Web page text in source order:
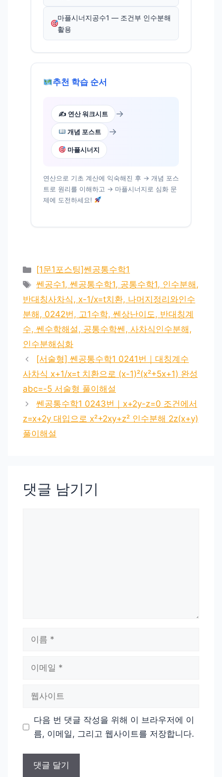
마플시너지공수1 — 조건부 인수분해
활용
추천 학습 순서
✍️ 연산 워크시트 →
개념 포스트 →
마플시너지
연산으로 기초 계산에 익숙해진 후 → 개념 포스
트로 원리를 이해하고 → 마플시너지로 심화 문
제에 도전하세요!
카
테
리
[1문1포스팅]쎈공통수학1
태
그
쎈공수1, 쎈공통수학1, 공통수학1, 인수분해,
반대칭사차식, x-1/x=t치환, 나머지정리와인수
분해, 0242번, 고1수학, 쎈상난이도, 반대칭계
수, 쎈수학해설, 공통수학쎈, 사차식인수분해,
인수분해심화
[서술형] 쎈공통수학1 0241번｜대칭계수
사차식 x+1/x=t 치환으로 (x-1)²(x²+5x+1) 완성
abc=-5 서술형 풀이해설
쎈공통수학1 0243번｜x+2y-z=0 조건에서
z=x+2y 대입으로 x²+2xy+z² 인수분해 2z(x+y)
풀이해설
댓글 남기기
트
다음 번 댓글 작성을 위해 이 브라우저에 이
름, 이메일, 그리고 웹사이트를 저장합니다.